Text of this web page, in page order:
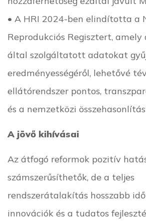
• A HRI 2024-ben elindította a
Reprodukciós Regisztert,
által szolgáltatott adatokat
eredményességéről, lehetővé
ellátórendszer pontos,
és a nemzetközi
A jövő kihívásai
Az átfogó reformok pozitív
számszerűsíthetők, de a teljes
rendszerátalakítás hosszabb
innovációk és a tudatos